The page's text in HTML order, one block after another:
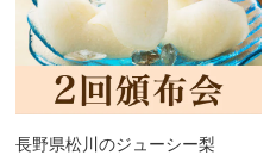
長野県松川のジューシー梨